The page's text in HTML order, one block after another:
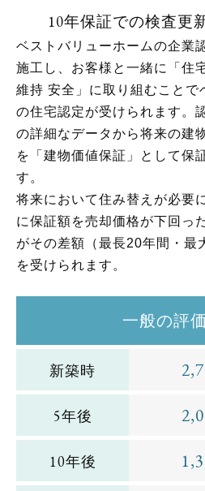
10年保証での検査更
ベストバリューホームの企業
施工し、 お客様と一緒に「住
維持 安全」に取り組むことで
の住宅認定が受けられます。
の詳細なデータから将来の建
を「建物価値保証」として保
す。
将来において住み替えが必要
に保証額を売却価格が下回っ
がその差額（最長20年間・最
を受けられます。
一般の評
新築時
5年後
10年後